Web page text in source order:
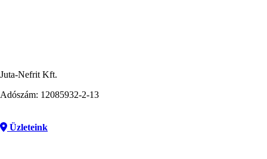
Juta-Nefrit Kft.
Adószám: 12085932-2-13
Üzleteink